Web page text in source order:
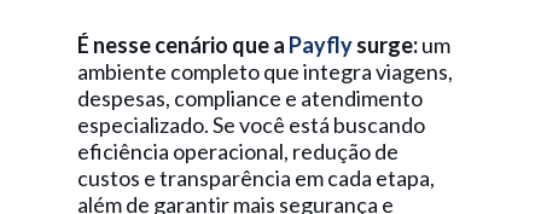
É nesse cenário que a Payflysurge:um
ambiente completo que integra viagens,
despesas, compliance e atendimento
especializado. Se você está buscando
eficiência operacional, redução de
custos e transparência em cada etapa,
além de garantir mais segurança e